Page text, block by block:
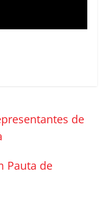
de
Pauta de